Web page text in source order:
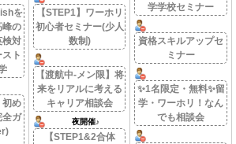
を
峰の
検対
ト
初め
全ガ
【STEP1】ワーホリ
初心者セミナー(少人
数制)
【渡航中-メン限】将
来をリアルに考える
キャリア相談会
夜開催♪
【STEP1&2合体
学学校セミナー
資格スキルアップセ
ミナー
✨1名限定・無料✨留
学・ワーホリ！なん
でも相談会